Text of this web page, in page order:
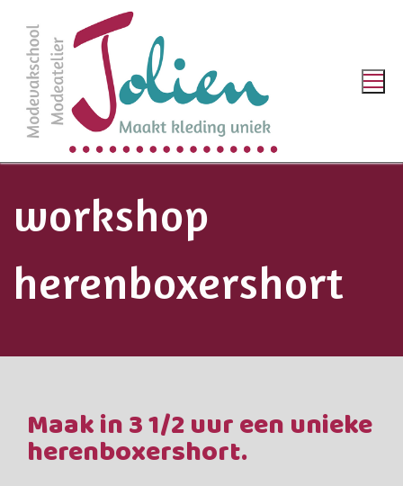
workshop
herenboxershort
Maak in 3 1/2 uur een unieke
herenboxershort.